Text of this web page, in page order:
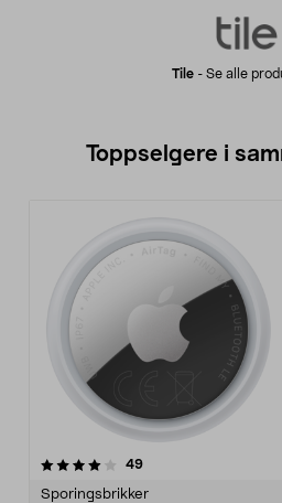
Tile - Se alle
Toppselgere i
49anmeldelser
Sporingsbrikker
4.0 av 5 stjerner